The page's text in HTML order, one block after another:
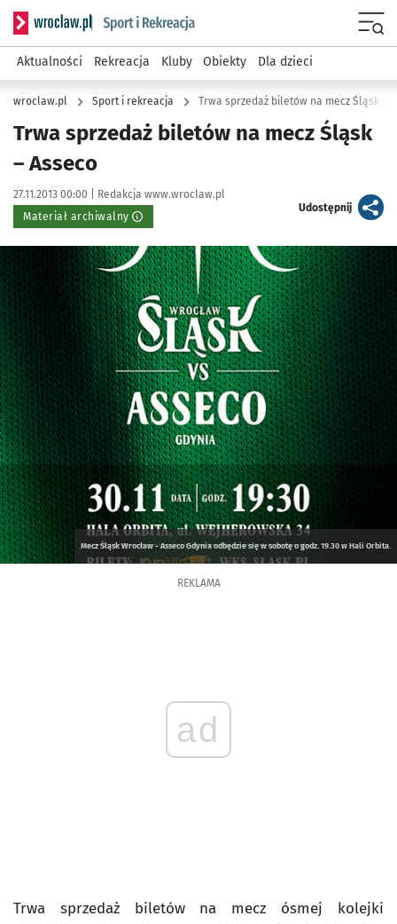
Serwis informacyjny wroclaw.pl podserwis: Sport i rekreacja
Aktualności Rekreacja Kluby Obiekty Dla dzieci
wroclaw.pl Sport i rekreacja Trwa sprzedaż biletów na mecz Śląsk –
Trwa sprzedaż biletów na mecz Śląsk
– Asseco
Data publikacji:
27.11.2013 00:00 | Autor:
Redakcja www.wroclaw.pl
Materiał archiwalny
Udostępnijartykuł
Kliknij, aby powiększyć
Mecz Śląsk Wrocław - Asseco Gdynia odbędzie się w sobotę o godz. 19.30 w Hali Orbita.
REKLAMA
ad
Trwa sprzedaż biletów na mecz ósmej kolejki